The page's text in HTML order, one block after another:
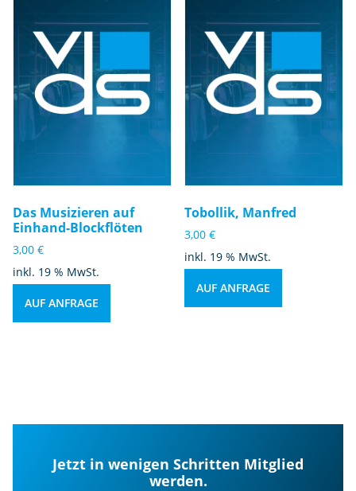
Das Musizieren auf
Einhand-Blockflöten
3,00 €
inkl. 19 % MwSt.
AUF ANFRAGE
Tobollik, Manfred
3,00€
inkl. 19 % MwSt.
AUF ANFRAGE
Jetzt in wenigen Schritten Mitglied
werden.